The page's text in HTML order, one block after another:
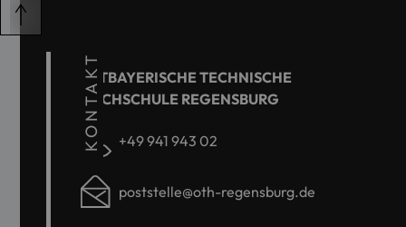
KONTAKT
OSTBAYERISCHE TECHNISCHE
HOCHSCHULE REGENSBURG
+49 941 943 02
poststelle@oth-regensburg.de